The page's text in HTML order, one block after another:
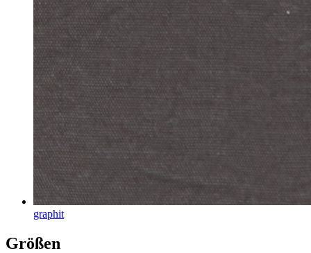
graphit
Größen